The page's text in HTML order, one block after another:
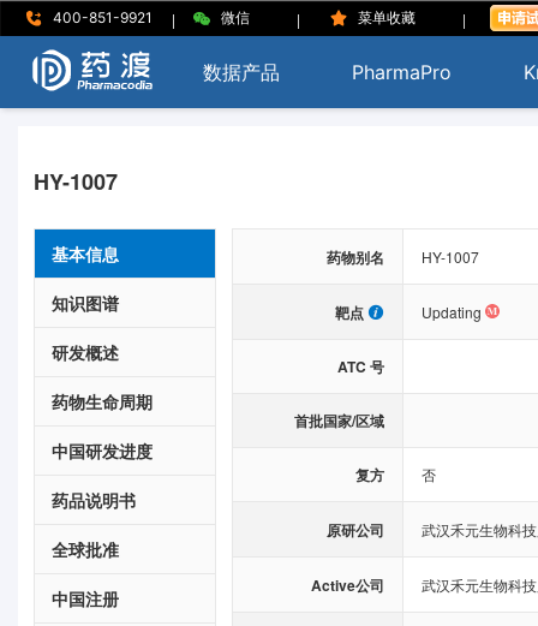
400-851-9921 | 微信 | 菜单收藏 |
数据产品 PharmaPro
HY-1007
基本信息
知识图谱
研发概述
药物生命周期
中国研发进度
药品说明书
全球批准
中国注册
药物别名 HY-1007
靶点 Updating
ATC 号
首批国家/区域
复方 否
原研公司 武汉禾元生物科
Active公司 武汉禾元生物科